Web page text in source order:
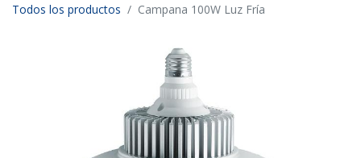
Todos los productos Campana 100W Luz Fría